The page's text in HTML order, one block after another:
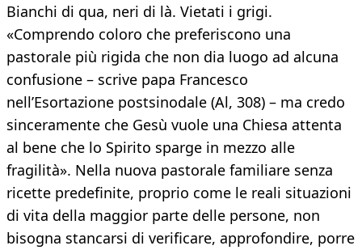
Bianchi di qua, neri di là. Vietati i grigi.
«Comprendo coloro che preferiscono una
pastorale più rigida che non dia luogo ad alcuna
confusione – scrive papa Francesco
nell’Esortazione postsinodale (Al, 308) – ma credo
sinceramente che Gesù vuole una Chiesa attenta
al bene che lo Spirito sparge in mezzo alle
fragilità». Nella nuova pastorale familiare senza
ricette predefinite, proprio come le reali situazioni
di vita della maggior parte delle persone, non
bisogna stancarsi di verificare, approfondire, porre